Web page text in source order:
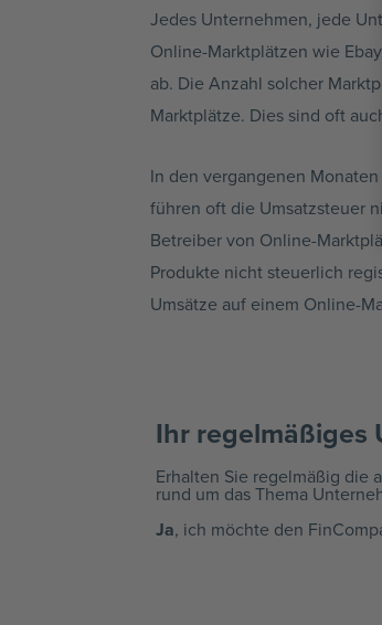
Jedes Unternehmen, jede
Online-Marktplätzen wie
ab. Die Anzahl solcher
Marktplätze. Dies sind oft
In den vergangenen
führen oft die Umsatzsteuer
Betreiber von Online-
Produkte nicht steuerlich
Umsätze auf einem Online-
Ihr regelmäßiges
Erhalten Sie regelmäßig die
rund um das Thema
Ja, ich möchte den